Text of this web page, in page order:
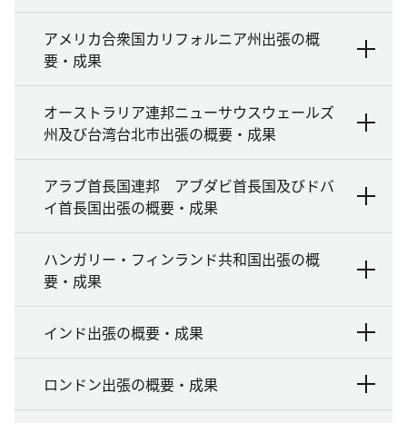
アメリカ合衆国カリフォルニア州出張の概
要・成果
オーストラリア連邦ニューサウスウェールズ
州及び台湾台北市出張の概要・成果
アラブ首長国連邦 アブダビ首長国及びドバ
イ首長国出張の概要・成果
ハンガリー・フィンランド共和国出張の概
要・成果
インド出張の概要・成果
ロンドン出張の概要・成果